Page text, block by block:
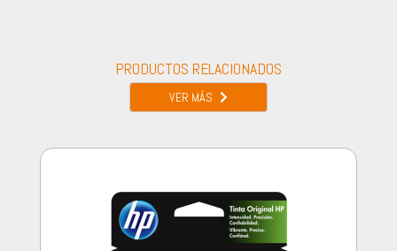
PRODUCTOS RELACIONADOS
VER MÁS